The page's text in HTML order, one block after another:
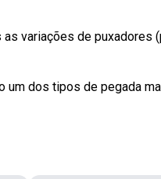
as variações de
um dos tipos de pegada